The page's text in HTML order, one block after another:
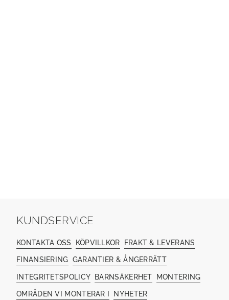
KUNDSERVICE
KONTAKTA OSS KÖPVILLKOR FRAKT & LEVERANS
FINANSIERING GARANTIER & ÅNGERRÄTT
INTEGRITETSPOLICY BARNSÄKERHET MONTERING
OMRÅDEN VI MONTERAR I NYHETER